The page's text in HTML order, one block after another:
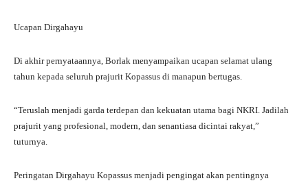
Ucapan Dirgahayu
Di akhir pernyataannya, Borlak menyampaikan ucapan selamat ulang
tahun kepada seluruh prajurit Kopassus di manapun bertugas.
“Teruslah menjadi garda terdepan dan kekuatan utama bagi NKRI. Jadilah
prajurit yang profesional, modern, dan senantiasa dicintai rakyat,”
tuturnya.
Peringatan Dirgahayu Kopassus menjadi pengingat akan pentingnya